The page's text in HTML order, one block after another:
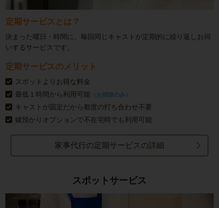
定期サービスとは？
決まった曜日・時間に、毎回同じキャストが定期的に繰り返しお伺
いするサービスです。
定期サービスのメリット
スポットよりお得な料金
最低１時間から利用可能 （お掃除のみ）
キャストが固定だから都度の打ち合わせ不要
鍵預かりオプションで不在宅時でも利用可能
家事代行の定期サービスの詳細
スポットサービス